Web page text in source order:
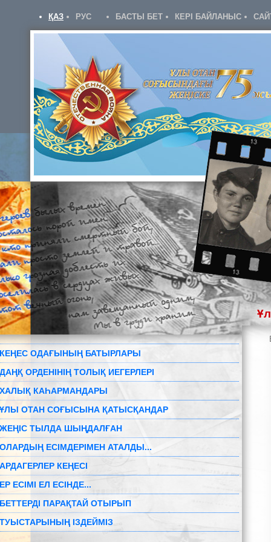
ҚАЗ РУС БАСТЫ БЕТ КЕРІ БАЙЛАНЫС
КЕҢЕС ОДАҒЫНЫҢ БАТЫРЛАРЫ
ДАҢҚ ОРДЕНІНІҢ ТОЛЫҚ ИЕГЕРЛЕРІ
ХАЛЫҚ КАҺАРМАНДАРЫ
ҰЛЫ ОТАН СОҒЫСЫНА ҚАТЫСҚАНДАР
ЖЕҢІС ТЫЛДА ШЫҢДАЛҒАН
ОЛАРДЫҢ ЕСІМДЕРІМЕН АТАЛДЫ...
АРДАГЕРЛЕР КЕҢЕСІ
ЕР ЕСІМІ ЕЛ ЕСІНДЕ...
БЕТТЕРДІ ПАРАҚТАЙ ОТЫРЫП
ТУЫСТАРЫНЫҢ ІЗДЕЙМІЗ